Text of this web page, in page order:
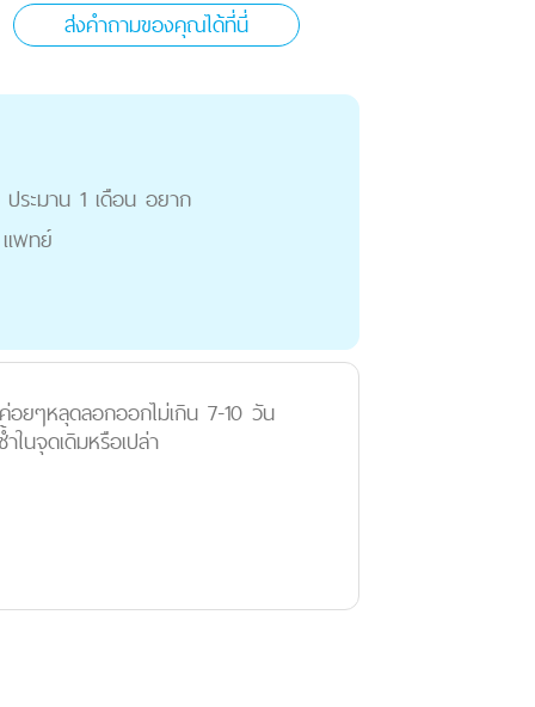
ส่งคำถามของคุณได้ที่นี่
ระมาน 1 เดือน อยาก
พทย์
อยๆหลุดลอกออกไม่เกิน 7-10 วัน
นจุดเดิมหรือเปล่า